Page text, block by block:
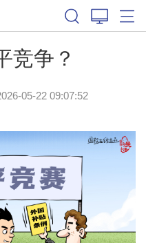
竞争？
05-22 09:07:52